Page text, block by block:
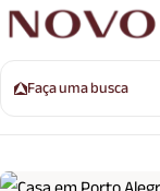
Faça uma busca